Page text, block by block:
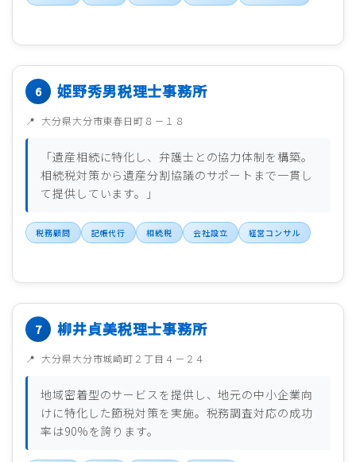
姫野秀男税理士事務所
大分県大分市東春日町８－１８
「遺産相続に特化し、弁護士との協力体制を構築。
相続税対策から遺産分割協議のサポートまで一貫し
て提供しています。」
税務顧問 記帳代行 相続税 会社設立 経営コンサル
柳井貞美税理士事務所
大分県大分市城崎町２丁目４－２４
地域密着型のサービスを提供し、地元の中小企業向
けに特化した節税対策を実施。税務調査対応の成功
率は90%を誇ります。